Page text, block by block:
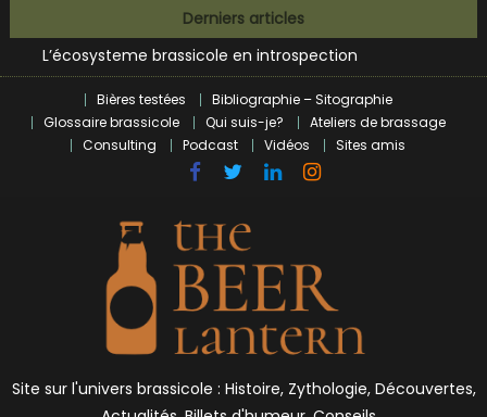
to
content
Derniers articles
L’écosysteme brassicole en introspection
Zoumaï : pionnier de la révolution craft à Marseille
L’intelligence artificielle dans le milieu brassicole
BrewDog racheté par Tilray pour une bouchée de pain ?
Bières et célébrités
Bières testées
Bibliographie – Sitographie
Glossaire brassicole
Qui suis-je?
Ateliers de brassage
Consulting
Podcast Vidéos Sites amis
Site sur l'univers brassicole : Histoire, Zythologie, Découvertes,